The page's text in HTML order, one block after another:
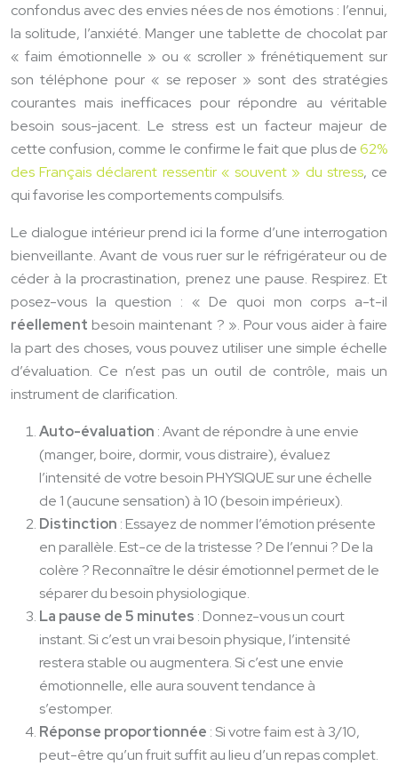
confondus avec des envies nées de nos émotions : l’ennui,
la solitude, l’anxiété. Manger une tablette de chocolat par
« faim émotionnelle » ou « scroller » frénétiquement sur
son téléphone pour « se reposer » sont des stratégies
courantes mais inefficaces pour répondre au véritable
besoin sous-jacent. Le stress est un facteur majeur de
cette confusion, comme le confirme le fait que plus de62%
des Français déclarent ressentir « souvent » du stress, ce
qui favorise les comportements compulsifs.
Le dialogue intérieur prend ici la forme d’une interrogation
bienveillante. Avant de vous ruer sur le réfrigérateur ou de
céder à la procrastination, prenez une pause. Respirez. Et
posez-vous la question : « De quoi mon corps a-t-il
réellement besoin maintenant ? ». Pour vous aider à faire
la part des choses, vous pouvez utiliser une simple échelle
d’évaluation. Ce n’est pas un outil de contrôle, mais un
instrument de clarification.
Auto-évaluation : Avant de répondre à une envie
(manger, boire, dormir, vous distraire), évaluez
l’intensité de votre besoin PHYSIQUE sur une échelle
de 1 (aucune sensation) à 10 (besoin impérieux).
Distinction : Essayez de nommer l’émotion présente
en parallèle. Est-ce de la tristesse ? De l’ennui ? De la
colère ? Reconnaître le désir émotionnel permet de le
séparer du besoin physiologique.
La pause de 5 minutes : Donnez-vous un court
instant. Si c’est un vrai besoin physique, l’intensité
restera stable ou augmentera. Si c’est une envie
émotionnelle, elle aura souvent tendance à
s’estomper.
Réponse proportionnée : Si votre faim est à 3/10,
peut-être qu’un fruit suffit au lieu d’un repas complet.